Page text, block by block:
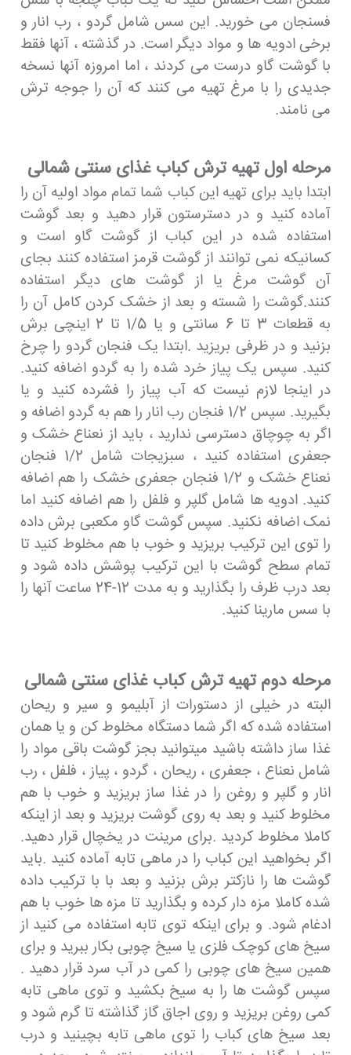
فسنجان می خورید. این سس شامل گردو ، رب انار و
برخی ادویه ها و مواد دیگر است. در گذشته ، آنها فقط
با گوشت گاو درست می کردند ، اما امروزه آنها نسخه
جدیدی را با مرغ تهیه می کنند که آن را جوجه ترش
می نامند.
مرحله اول تهیه ترش کباب غذای سنتی شمالی
ابتدا باید برای تهیه این کباب شما تمام مواد اولیه آن را
آماده کنید و در دسترستون قرار دهید و بعد گوشت
استفاده شده در این کباب از گوشت گاو است و
کسانیکه نمی توانند از گوشت قرمز استفاده کنند بجای
آن گوشت مرغ یا از گوشت های دیگر استفاده
کنند.گوشت را شسته و بعد از خشک کردن کامل آن را
به قطعات 3 تا 6 سانتی و یا 1/5 تا 2 اینچی برش
بزنید و در ظرفی بریزید .ابتدا یک فنجان گردو را چرخ
کنید. سپس یک پیاز خرد شده را به گردو اضافه کنید.
در اینجا لازم نیست که آب پیاز را فشرده کنید و یا
بگیرید. سپس 1/2 فنجان رب انار را هم به گردو اضافه و
اگر به چوچاق دسترسی ندارید ، باید از نعناع خشک و
جعفری استفاده کنید ، سبزیجات شامل 1/2 فنجان
نعناع خشک و 1/2 فنجان جعفری خشک را هم اضافه
کنید. ادویه ها شامل گلپر و فلفل را هم اضافه کنید اما
نمک اضافه نکنید. سپس گوشت گاو مکعبی برش داده
را توی این ترکیب بریزید و خوب با هم مخلوط کنید تا
تمام سطح گوشت با این ترکیب پوشش داده شود و
بعد درب ظرف را بگذارید و به مدت 12-24 ساعت آنها را
با سس مارینا کنید.
مرحله دوم تهیه ترش کباب غذای سنتی شمالی
البته در خیلی از دستورات از آبلیمو و سیر و ریحان
استفاده شده که اگر شما دستگاه مخلوط کن و یا همان
غذا ساز داشته باشید میتوانید بجز گوشت باقی مواد را
شامل نعناع ، جعفری ، ریحان ، گردو ، پیاز ، فلفل ، رب
انار و گلپر و روغن را در غذا ساز بریزید و خوب با هم
مخلوط کنید و بعد به روی گوشت بریزید و بعد از اینکه
کاملا مخلوط کردید .برای مرینت در یخچال قرار دهید.
اگر بخواهید این کباب را در ماهی تابه آماده کنید .باید
گوشت ها را نازکتر برش بزنید و بعد با با ترکیب داده
شده کاملا مزه دار کرده و بگذارید تا مزه ها خوب با هم
ادغام شود. و برای اینکه توی تابه استفاده می کنید از
سیخ های کوچک فلزی یا سیخ چوبی بکار ببرید و برای
همین سیخ های چوبی را کمی در آب سرد قرار دهید .
سپس گوشت ها را به سیخ بکشید و توی ماهی تابه
کمی روغن بریزید و روی اجاق گاز گذاشته تا گرم شود و
بعد سیخ های کباب را توی ماهی تابه بچینید و درب